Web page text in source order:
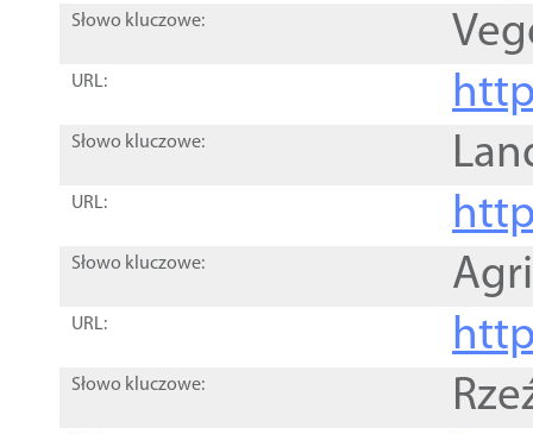
Słowo kluczowe:
URL:
Słowo kluczowe:
URL:
Słowo kluczowe:
URL:
Słowo kluczowe: